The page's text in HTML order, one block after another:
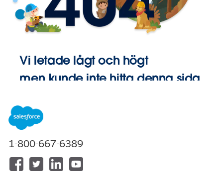
Vi letade lågt och högt
men kunde inte hitta denna sida.
1-800-667-6389